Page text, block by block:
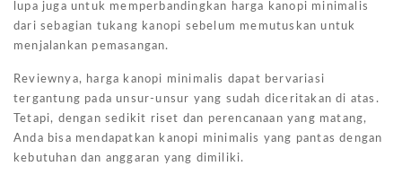
lupa juga untuk memperbandingkan harga kanopi minimalis
dari sebagian tukang kanopi sebelum memutuskan untuk
menjalankan pemasangan.
Reviewnya, harga kanopi minimalis dapat bervariasi
tergantung pada unsur-unsur yang sudah diceritakan di atas.
Tetapi, dengan sedikit riset dan perencanaan yang matang,
Anda bisa mendapatkan kanopi minimalis yang pantas dengan
kebutuhan dan anggaran yang dimiliki.